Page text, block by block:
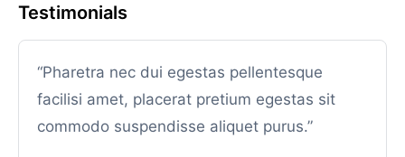
Testimonials
“Pharetra nec dui egestas pellentesque
facilisi amet, placerat pretium egestas sit
commodo suspendisse aliquet purus.”